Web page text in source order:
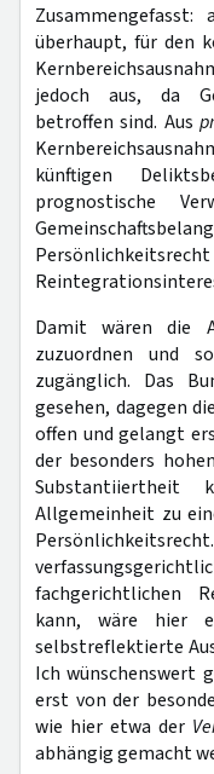
Zusammengefasst:
überhaupt, für den
jedoch aus, da
betroffen sind. Aus
künftigen
prognostische
Damit wären die
zuzuordnen und
zugänglich. Das
gesehen, dagegen
offen und gelangt
der besonders
Substantiiertheit
Allgemeinheit zu
fachgerichtlichen
kann, wäre hier
selbstreflektierte
Ich wünschenswert
erst von der
wie hier etwa der
abhängig gemacht